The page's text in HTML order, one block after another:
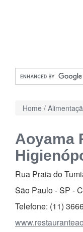
Home /
Aoyama
Rua Praia do
São Paulo - SP -
Telefone: (11)